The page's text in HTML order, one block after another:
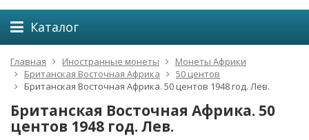
Каталог
Главная Иностранные монеты
Монеты Африки
Британская Восточная Африка
50 центов
Британская Восточная Африка. 50 центов 1948 год. Лев.
Британская Восточная Африка. 50
центов 1948 год. Лев.